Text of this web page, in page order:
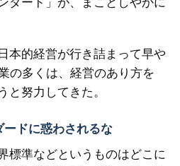
本的経営が行き詰まって早や
の多くは、経営のあり方を
と努力してきた。
ドに惑わされるな
標準などというものはどこに